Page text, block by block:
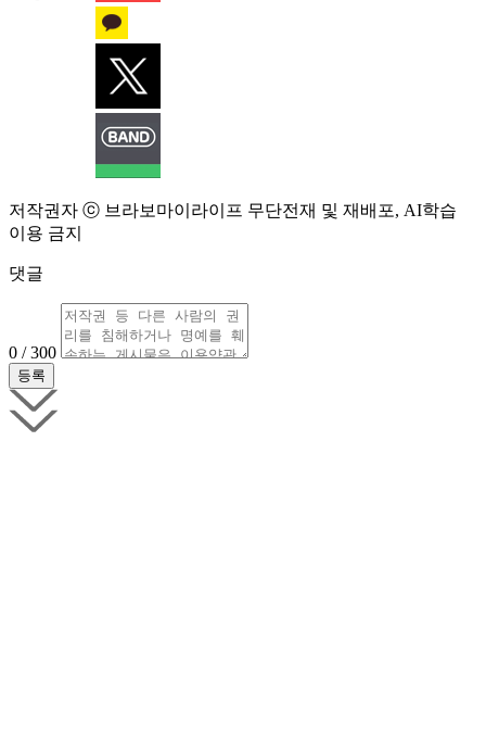
저작권자 ⓒ 브라보마이라이프 무단전재 및 재배포, AI학습
이용 금지
댓글
0 / 300